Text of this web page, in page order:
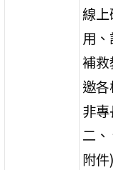
線
用
補
邀
非
二
附